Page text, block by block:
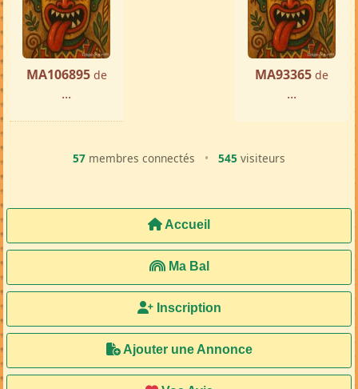
MA106895 de
...
MA93365 de
...
57 membres connectés • 545 visiteurs
Accueil
Ma Bal
Inscription
Ajouter une Annonce